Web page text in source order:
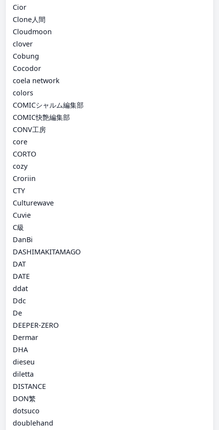
Cior
Clone人間
Cloudmoon
clover
Cobung
Cocodor
coela network
colors
COMICシャルム編集部
COMIC快艶編集部
CONV工房
core
CORTO
cozy
Croriin
CTY
Culturewave
Cuvie
C級
DanBi
DASHIMAKITAMAGO
DAT
DATE
ddat
Ddc
De
DEEPER-ZERO
Dermar
DHA
dieseu
diletta
DISTANCE
DON繁
dotsuco
doublehand